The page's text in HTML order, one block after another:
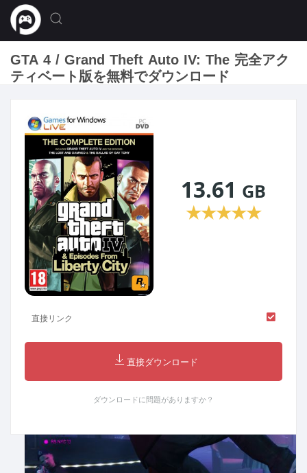
GTA 4 / Grand Theft Auto IV: The 完全アク
ティベート版を無料でダウンロード
13.61 GB
★★★★★
直接リンク
直接ダウンロード
ダウンロードに問題がありますか？